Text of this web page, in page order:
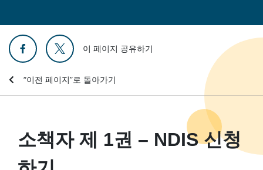
이 페이지 공유하기
“이전 페이지”로 돌아가기
소책자 제 1권 – NDIS 신청